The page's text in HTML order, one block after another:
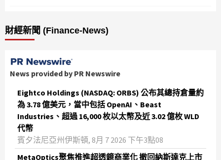
財經新聞 (Finance-News)
News provided by PR Newswire
Eightco Holdings (NASDAQ: ORBS) 公布其總持倉量約
為 3.78 億美元，當中包括 OpenAI、Beast
Industries、超過 16,000 枚以太幣及近 3.02 億枚 WLD
代幣
賓夕法尼亞州伊斯頓, 8月 7 2026 下午3點08
MetaOptics聚焦推進超透鏡商業化 撤回納斯達克上市